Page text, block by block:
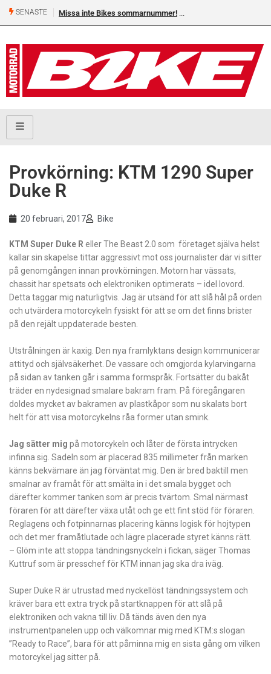
SENASTE Missa inte Bikes sommarnummer!
Provkörning: KTM 1290 Super
Duke R
20 februari, 2017 Bike
KTM Super Duke R eller The Beast 2.0 som företaget själva helst
kallar sin skapelse tittar aggressivt mot oss journalister där vi sitter
på genomgången innan provkörningen. Motorn har vässats,
chassit har spetsats och elektroniken optimerats – idel lovord.
Detta taggar mig naturligtvis. Jag är utsänd för att slå hål på orden
och utvärdera motorcykeln fysiskt för att se om det finns brister
på den rejält uppdaterade besten.
Utstrålningen är kaxig. Den nya framlyktans design kommunicerar
attityd och självsäkerhet. De vassare och omgjorda kylarvingarna
på sidan av tanken går i samma formspråk. Fortsätter du bakåt
träder en nydesignad smalare bakram fram. På föregångaren
doldes mycket av bakramen av plastkåpor som nu skalats bort
helt för att visa motorcykelns råa former utan smink.
Jag sätter mig på motorcykeln och låter de första intrycken
infinna sig. Sadeln som är placerad 835 millimeter från marken
känns bekvämare än jag förväntat mig. Den är bred baktill men
smalnar av framåt för att smälta in i det smala bygget och
därefter kommer tanken som är precis tvärtom. Smal närmast
föraren för att därefter växa utåt och ge ett fint stöd för föraren.
Reglagens och fotpinnarnas placering känns logisk för hojtypen
och det mer framåtlutade och lägre placerade styret känns rätt.
– Glöm inte att stoppa tändningsnyckeln i fickan, säger Thomas
Kuttruf som är presschef för KTM innan jag ska dra iväg.
Super Duke R är utrustad med nyckellöst tändningssystem och
kräver bara ett extra tryck på startknappen för att slå på
elektroniken och vakna till liv. Då tänds även den nya
instrumentpanelen upp och välkomnar mig med KTM:s slogan
”Ready to Race”, bara för att påminna mig en sista gång om vilken
motorcykel jag sitter på.